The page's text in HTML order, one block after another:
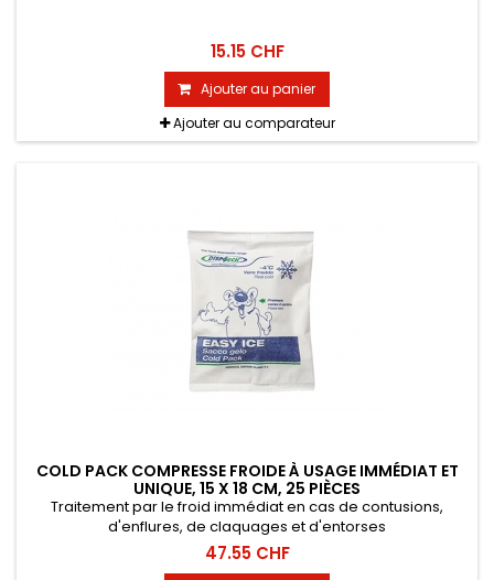
15.15 CHF
Ajouter au panier
Ajouter au comparateur
COLD PACK COMPRESSE FROIDE À USAGE IMMÉDIAT ET
UNIQUE, 15 X 18 CM, 25 PIÈCES
Traitement par le froid immédiat en cas de contusions,
d'enflures, de claquages et d'entorses
47.55 CHF